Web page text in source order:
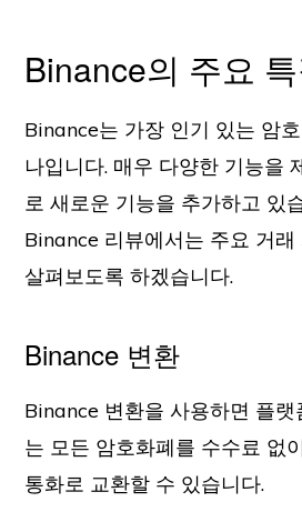
Binance의 주요
Binance는 가장 인기 있는 암
나입니다. 매우 다양한 기능을
로 새로운 기능을 추가하고 있
Binance 리뷰에서는 주요 거
살펴보도록 하겠습니다.
Binance 변환
Binance 변환을 사용하면 플랫
는 모든 암호화폐를 수수료 없
통화로 교환할 수 있습니다.